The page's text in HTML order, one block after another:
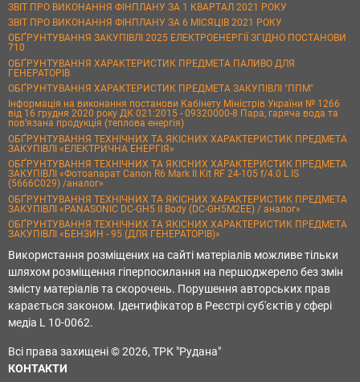
ЗВІТ ПРО ВИКОНАННЯ ФІНПЛАНУ ЗА 1 КВАРТАЛ 2021 РОКУ
ЗВІТ ПРО ВИКОНАННЯ ФІНПЛАНУ ЗА 6 МІСЯЦІВ 2021 РОКУ
ОБҐРУНТУВАННЯ ЗАКУПІВЛІ 2025 ЕЛЕКТРОЕНЕРГІЇ ЗГІДНО ПОСТАНОВИ
710
ОБҐРУНТУВАННЯ ХАРАКТЕРИСТИК ПРЕДМЕТА ПАЛИВО ДЛЯ
ГЕНЕРАТОРІВ
ОБҐРУНТУВАННЯ ХАРАКТЕРИСТИК ПРЕДМЕТА ЗАКУПІВЛІ "ППМ"
Інформація на виконання постанови Кабінету Міністрів України № 1266
від 16 грудня 2020 року ДК 021:2015 - 09320000-8 Пара, гаряча вода та
пов’язана продукція (теплова енергія)
ОБҐРУНТУВАННЯ ТЕХНІЧНИХ ТА ЯКІСНИХ ХАРАКТЕРИСТИК ПРЕДМЕТА
ЗАКУПІВЛІ «ЕЛЕКТРИЧНА ЕНЕРГІЯ»
ОБҐРУНТУВАННЯ ТЕХНІЧНИХ ТА ЯКІСНИХ ХАРАКТЕРИСТИК ПРЕДМЕТА
ЗАКУПІВЛІ «Фотоапарат Canon R6 Mark II Kit RF 24-105 f/4.0 L IS
(5666C029) /аналог»
ОБҐРУНТУВАННЯ ТЕХНІЧНИХ ТА ЯКІСНИХ ХАРАКТЕРИСТИК ПРЕДМЕТА
ЗАКУПІВЛІ «PANASONIC DC-GH5 II Body (DC-GH5M2EE) / аналог»
ОБҐРУНТУВАННЯ ТЕХНІЧНИХ ТА ЯКІСНИХ ХАРАКТЕРИСТИК ПРЕДМЕТА
ЗАКУПІВЛІ «БЕНЗИН - 95 (ДЛЯ ГЕНЕРАТОРІВ)»
Використання розміщених на сайті матеріалів можливе тільки
шляхом розміщення гіперпосилання на першоджерело без змін
змісту матеріалів та скорочень. Порушення авторських прав
карається законом. Ідентифікатор в Реєстрі суб'єктів у сфері
медіа L 10-0062.
Всі права захищені © 2026, ТРК "Рудана"
КОНТАКТИ